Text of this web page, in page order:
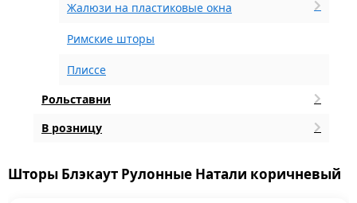
Жалюзи на пластиковые окна
Римские шторы
Плиссе
Рольставни
В розницу
Шторы Блэкаут Рулонные Натали коричневый